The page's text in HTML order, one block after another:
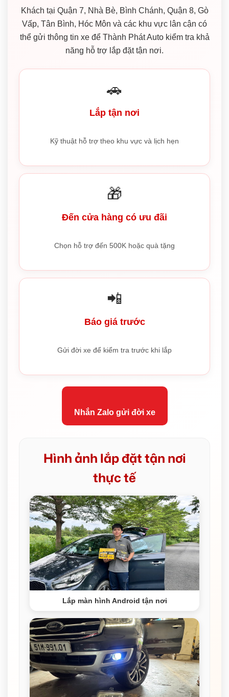
Khách tại Quận 7, Nhà Bè, Bình Chánh, Quận 8, Gò
Vấp, Tân Bình, Hóc Môn và các khu vực lân cận có
thể gửi thông tin xe để Thành Phát Auto kiểm tra khả
năng hỗ trợ lắp đặt tận nơi.
🚗
Lắp tận nơi
Kỹ thuật hỗ trợ theo khu vực và lịch hẹn
🎁
Đến cửa hàng có ưu đãi
Chọn hỗ trợ đến 500K hoặc quà tặng
📲
Báo giá trước
Gửi đời xe để kiểm tra trước khi lắp
Nhắn Zalo gửi đời xe
Hình ảnh lắp đặt tận nơi
thực tế
Lắp màn hình Android tận nơi